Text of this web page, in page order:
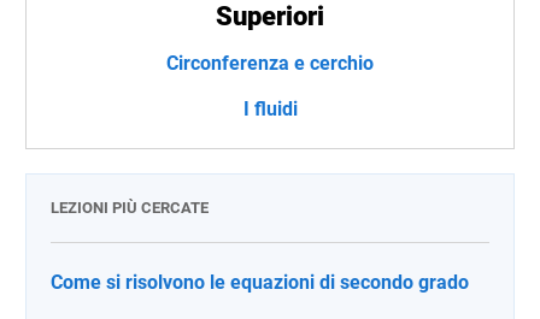
Superiori
Circonferenza e cerchio
I fluidi
LEZIONI PIÙ CERCATE
Come si risolvono le equazioni di secondo grado